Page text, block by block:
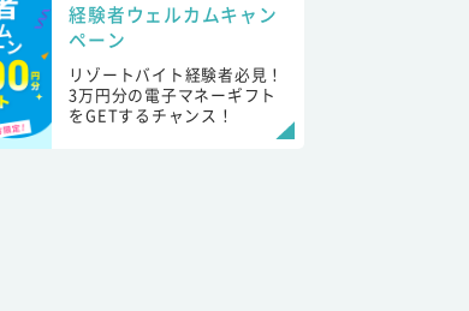
経験者ウェルカムキャン
ペーン
リゾートバイト経験者必見！
3万円分の電子マネーギフト
をGETするチャンス！